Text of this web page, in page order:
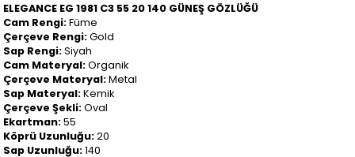
ELEGANCE EG 1981 C3 55 20 140 GÜNEŞ GÖZLÜĞÜ
Cam Rengi:Füme
Çerçeve Rengi:Gold
Sap Rengi:Siyah
Cam Materyal:Organik
Çerçeve Materyal:Metal
Sap Materyal:Kemik
Çerçeve Şekli:Oval
Ekartman:55
Köprü Uzunluğu:20
Sap Uzunluğu:140